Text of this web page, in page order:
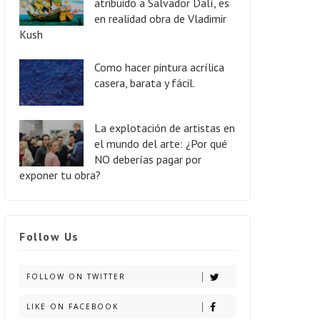
atribuido a Salvador Dalí, es
en realidad obra de Vladimir
Kush
Como hacer pintura acrílica
casera, barata y fácil.
La explotación de artistas en
el mundo del arte: ¿Por qué
NO deberías pagar por
exponer tu obra?
Follow Us
FOLLOW ON TWITTER
LIKE ON FACEBOOK